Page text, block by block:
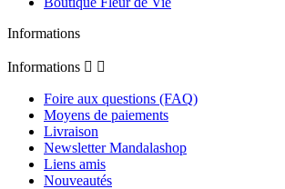
Informations
Informations  
Foire aux questions (FAQ)
Moyens de paiements
Livraison
Newsletter Mandalashop
Liens amis
Nouveautés